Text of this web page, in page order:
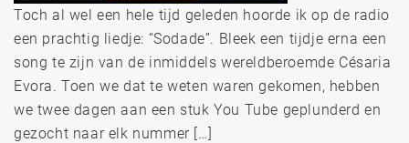
Toch al wel een hele tijd geleden hoorde ik op de radio
een prachtig liedje: “Sodade”. Bleek een tijdje erna een
song te zijn van de inmiddels wereldberoemde Césaria
Evora. Toen we dat te weten waren gekomen, hebben
we twee dagen aan een stuk You Tube geplunderd en
gezocht naar elk nummer […]